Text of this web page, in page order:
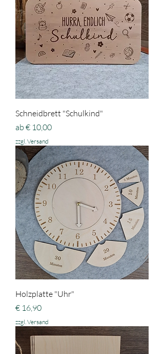
Schneidbrett "Schulkind"
ab € 10,00
Sale-Preis
zzgl. Versand
Holzplatte "Uhr"
Preis
€ 16,90
zzgl. Versand